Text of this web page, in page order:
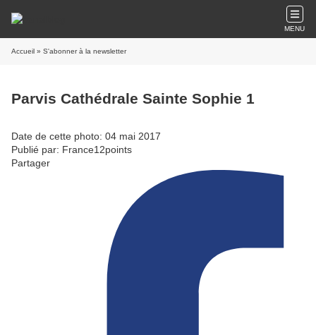
MENU
Accueil » S'abonner à la newsletter
Parvis Cathédrale Sainte Sophie 1
Date de cette photo: 04 mai 2017
Publié par: France12points
Partager